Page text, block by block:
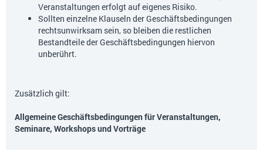
Veranstaltungen erfolgt auf eigenes Risiko.
Sollten einzelne Klauseln der Geschäftsbedingungen
rechtsunwirksam sein, so bleiben die restlichen
Bestandteile der Geschäftsbedingungen hiervon
unberührt.
Zusätzlich gilt:
Allgemeine Geschäftsbedingungen für Veranstaltungen,
Seminare, Workshops und Vorträge